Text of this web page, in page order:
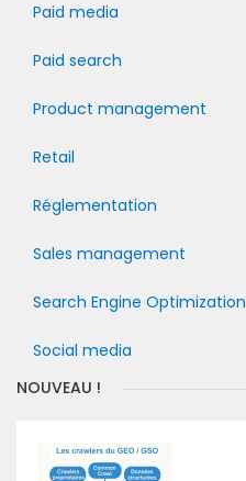
Paid media
Paid search
Product management
Retail
Réglementation
Sales management
Search Engine Optimization
Social media
NOUVEAU !